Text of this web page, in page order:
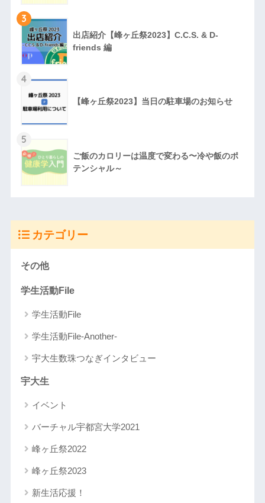
3
出店紹介【峰ヶ丘祭2023】C.C.S. & D-
friends 編
4
【峰ヶ丘祭2023】当日の駐車場のお知らせ
5
ご飯のカロリーは温度で変わる〜冷や飯のポ
テンシャル～
カテゴリー
その他
学生活動File
学生活動File
学生活動File-Another-
宇大生数珠つなぎインタビュー
宇大生
イベント
バーチャル宇都宮大学2021
峰ヶ丘祭2022
峰ヶ丘祭2023
新生活応援！